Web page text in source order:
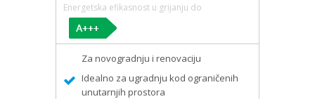
Energetska efikasnost u grijanju do
Za novogradnju i renovaciju
Idealno za ugradnju kod ograničenih
unutarnjih prostora